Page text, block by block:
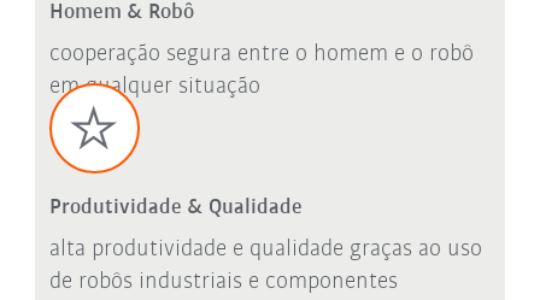
Homem & Robô
cooperação segura entre o homem e o robô
em qualquer situação
Produtividade & Qualidade
alta produtividade e qualidade graças ao uso
de robôs industriais e componentes